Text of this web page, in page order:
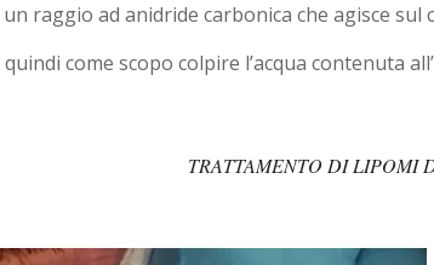
raggio ad anidride carbonica che agisce sul
come scopo colpire l’acqua contenuta
TRATTAMENTO DI LIPOMI